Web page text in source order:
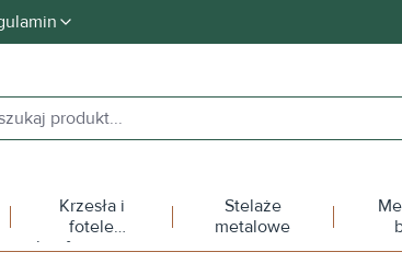
Krzesła i
fotele
konferencyjne
Stelaże
metalowe